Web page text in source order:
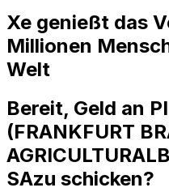
Xe genießt das
Millionen
Welt
Bereit, Geld an
(FRANKFURT
SAzu schicken?